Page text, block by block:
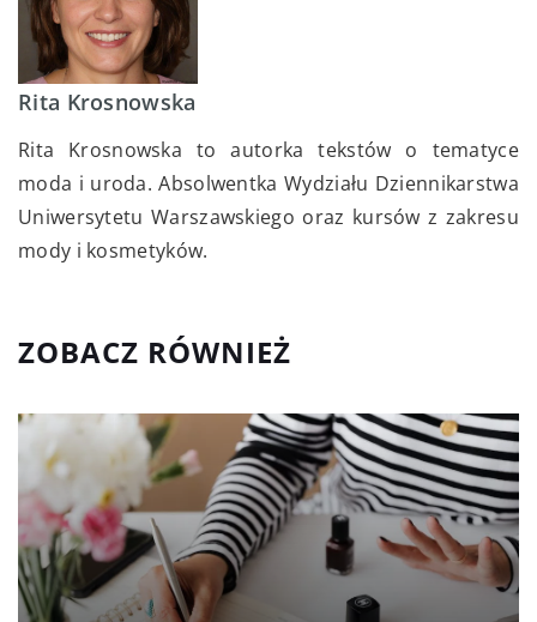
Rita Krosnowska
Rita Krosnowska to autorka tekstów o tematyce
moda i uroda. Absolwentka Wydziału Dziennikarstwa
Uniwersytetu Warszawskiego oraz kursów z zakresu
mody i kosmetyków.
ZOBACZ RÓWNIEŻ